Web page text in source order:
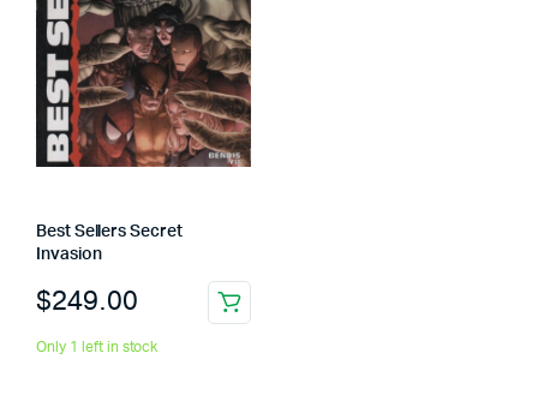
Best Sellers Secret
Invasion
$249.00
Only 1 left in stock